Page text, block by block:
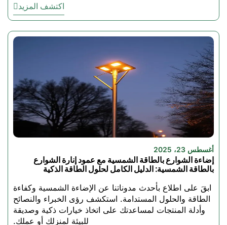
والألوان بسهولة باستخدام
وقت النسخ الاحتياطي العالي:
2-3 أيام من الإضاءة
المستمرة حتى في الأيام
الغائمة
سهل الطرح:لا يتطلب معدات
معقدة، ويمكن وضعه في كل
مكان
يُعد الطراز BSL-YGSO52 أحدث
إضافة إلى مجموعتنا من أفضل
مصابيح الإضاءة الشمسية
الكاشفة. إن طاقة LED عالية
السطوع، إلى جانب وضع الإضاءة
اكتشف المزيد
أغسطس 23، 2025
إضاءة الشوارع بالطاقة الشمسية مع عمود إنارة الشوارع
بالطاقة الشمسية: الدليل الكامل لحلول الطاقة الذكية
ابقَ على اطلاع بأحدث مدوناتنا عن الإضاءة الشمسية وكفاءة
الطاقة والحلول المستدامة. استكشف رؤى الخبراء والنصائح
وأدلة المنتجات لمساعدتك على اتخاذ خيارات ذكية وصديقة
للبيئة لمنزلك أو عملك.